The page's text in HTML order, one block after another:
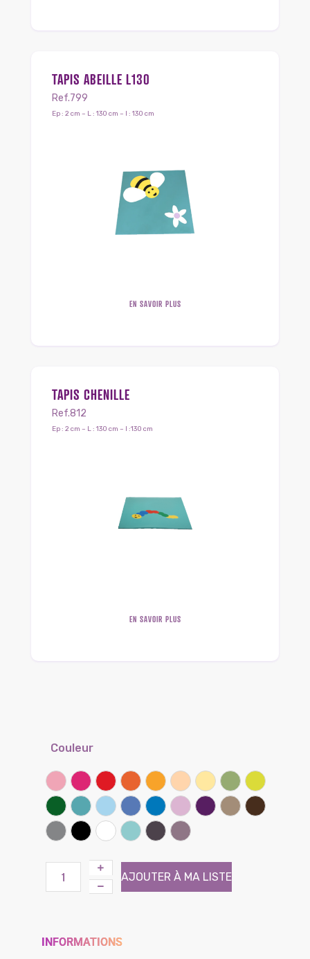
TAPIS ABEILLE L130
Ref.799
Ep : 2 cm – L : 130 cm – l : 130 cm
EN SAVOIR PLUS
TAPIS CHENILLE
Ref.812
Ep : 2 cm – L : 130 cm – l :130 cm
EN SAVOIR PLUS
Couleur
Rose FramboiseRouge coquelicot
Clémentine
Miel SableBananeLichenKiwi
Vert prairie
LagonCiel Lilas Bleu bleuet
Parme
Iris TaupeChocolat
Gris souris
Noir BlancAtoll (Effet tissé)
Brun (Effet tissé)
Violine (Effet tissé)
AJOUTER À MA LISTE
INFORMATIONS